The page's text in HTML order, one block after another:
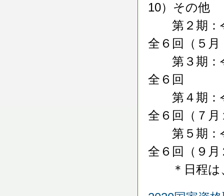
10）その他
第２期：令
全６回（５
第３期：令
全６回
第４期：令
全６回（７
第５期：令
全６回（９
＊日程は、